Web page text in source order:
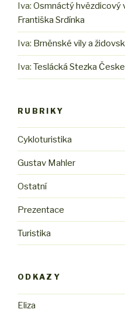
Iva: Osmnáctý hvězdicový
Františka Srdínka
Iva: Brněnské vily a
Iva: Teslácká Stezka
RUBRIKY
Cykloturistika
Gustav Mahler
Ostatní
Prezentace
Turistika
ODKAZY
Eliza